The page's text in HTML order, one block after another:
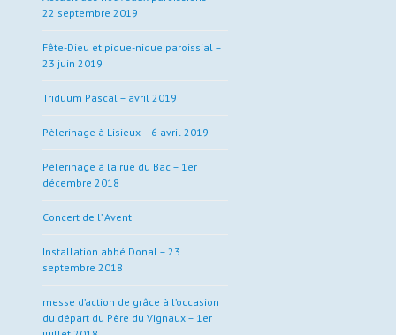
22 septembre 2019
Fête-Dieu et pique-nique paroissial –
23 juin 2019
Triduum Pascal – avril 2019
Pèlerinage à Lisieux – 6 avril 2019
Pèlerinage à la rue du Bac – 1er
décembre 2018
Concert de l’ Avent
Installation abbé Donal – 23
septembre 2018
messe d’action de grâce à l’occasion
du départ du Père du Vignaux – 1er